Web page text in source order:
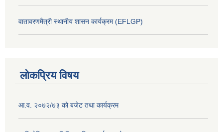
वातावरणमैत्री स्थानीय शासन कार्यक्रम (EFLGP)
लोकप्रिय विषय
आ.व. २०७२/७३ को बजेट तथा कार्यक्रम